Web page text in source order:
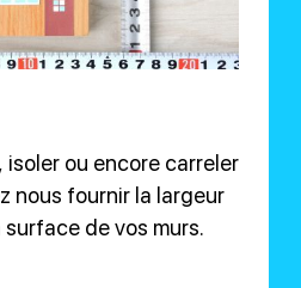
ou encore carreler
nous fournir la largeur
de vos murs.